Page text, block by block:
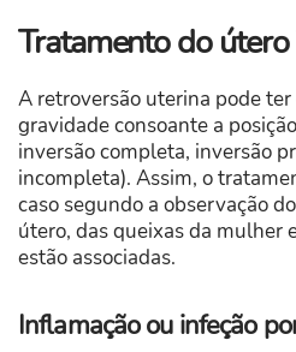
Tratamento do
A retroversão uterina pode
gravidade consoante a
inversão completa, inversão
incompleta). Assim, o
caso segundo a observação
útero, das queixas da mulher
estão associadas.
Inflamação ou infeção